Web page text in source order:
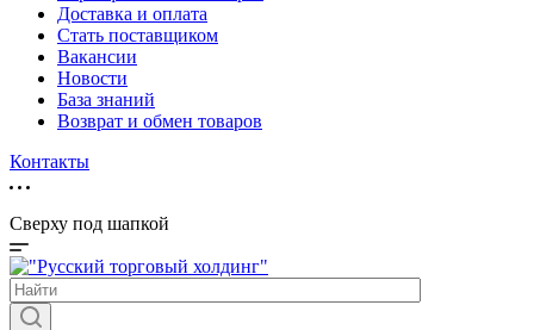
Доставка и оплата
Стать поставщиком
Вакансии
Новости
База знаний
Возврат и обмен товаров
Контакты
Сверху под шапкой